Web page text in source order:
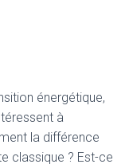
énergétique,
à
la différence
classique ? Est-ce